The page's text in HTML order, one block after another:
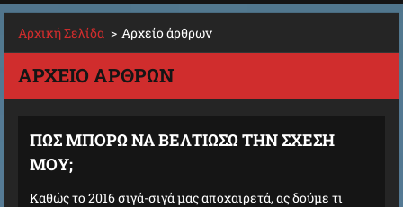
Αρχική Σελίδα > Αρχείο άρθρων
ΑΡΧΕΊΟ ΆΡΘΡΩΝ
ΠΩΣ ΜΠΟΡΩ ΝΑ ΒΕΛΤΙΩΣΩ ΤΗΝ ΣΧΕΣΗ
ΜΟΥ;
Καθώς το 2016 σιγά-σιγά μας αποχαιρετά, ας δούμε τι